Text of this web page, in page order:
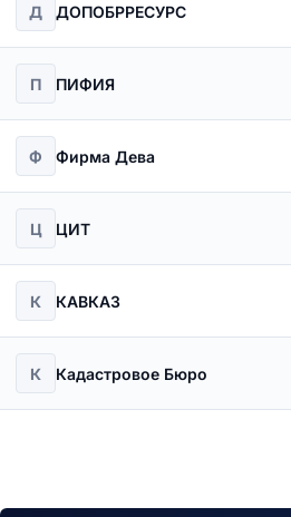
Д ДОПОБРРЕСУРС
П ПИФИЯ
Ф Фирма Дева
Ц ЦИТ
К КАВКАЗ
К Кадастровое Бюро